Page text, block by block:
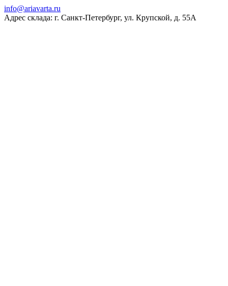
ur.atravaira@ofni
Адрес склада: г. Санкт-Петербург, ул. Крупской, д. 55А